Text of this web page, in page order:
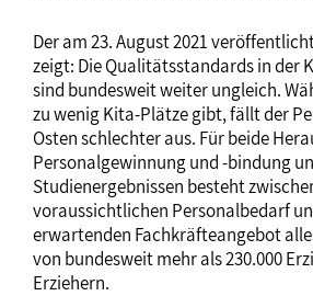
Der am 23. August 2021
zeigt: Die Qualitätsstandards in der
sind bundesweit weiter ungleich.
zu wenig Kita-Plätze gibt, fällt der
Osten schlechter aus. Für beide
Personalgewinnung und -bindung
Studienergebnissen besteht
voraussichtlichen Personalbedarf
erwartenden Fachkräfteangebot
von bundesweit mehr als 230.000
Erziehern.